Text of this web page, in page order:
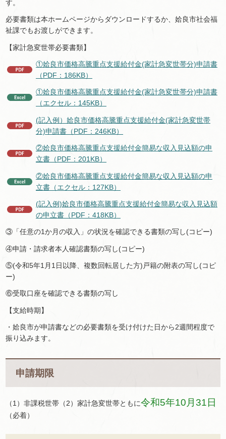
す。
必要書類は本ホームページからダウンロードするか、姶良市社会福
祉課でもお渡しができます。
【家計急変世帯必要書類】
①姶良市価格高騰重点支援給付金(家計急変世帯分)申請書
（PDF：186KB）
①姶良市価格高騰重点支援給付金(家計急変世帯分)申請書
（エクセル：145KB）
(記入例）姶良市価格高騰重点支援給付金(家計急変世帯
分)申請書（PDF：246KB）
②姶良市価格高騰重点支援給付金簡易な収入見込額の申
立書（PDF：201KB）
②姶良市価格高騰重点支援給付金簡易な収入見込額の申
立書（エクセル：127KB）
(記入例)姶良市価格高騰重点支援給付金簡易な収入見込額
の申立書（PDF：418KB）
③「任意の1か月の収入」の状況を確認できる書類の写し(コピー)
④申請・請求者本人確認書類の写し(コピー)
⑤(令和5年1月1日以降、複数回転居した方)戸籍の附表の写し(コピ
ー)
⑥受取口座を確認できる書類の写し
【支給時期】
・姶良市が申請書などの必要書類を受け付けた日から2週間程度で
振り込みます。
申請期限
（1）非課税世帯（2）家計急変世帯ともに令和5年10月31日
（必着）